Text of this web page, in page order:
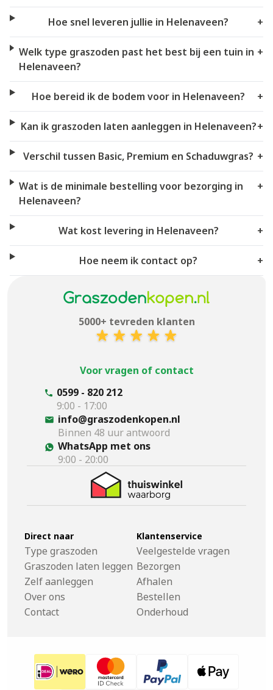
Hoe snel leveren jullie in Helenaveen? +
Welk type graszoden past het best bij een tuin in
Helenaveen?
+
Hoe bereid ik de bodem voor in Helenaveen? +
Kan ik graszoden laten aanleggen in Helenaveen?+
Verschil tussen Basic, Premium en Schaduwgras? +
Wat is de minimale bestelling voor bezorging in
Helenaveen?
+
Wat kost levering in Helenaveen? +
Hoe neem ik contact op? +
5000+ tevreden klanten
Voor vragen of contact
0599 - 820 212
9:00 - 17:00
info@graszodenkopen.nl
Binnen 48 uur antwoord
WhatsApp met ons
9:00 - 20:00
Direct naar
Type graszoden
Graszoden laten leggen
Zelf aanleggen
Over ons
Contact
Klantenservice
Veelgestelde vragen
Bezorgen
Afhalen
Bestellen
Onderhoud